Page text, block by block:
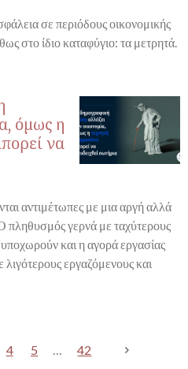
σε περιόδους οικονομικής
στο ίδιο καταφύγιο: τα μετρητά.
όμως η
να
αντιμέτωπες με μια αργή αλλά
πληθυσμός γερνά με ταχύτερους
και η αγορά εργασίας
λιγότερους εργαζόμενους και
4 5 42